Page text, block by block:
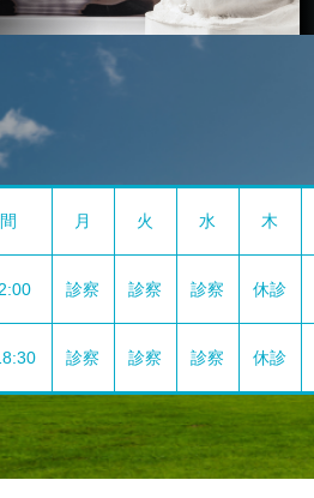
月 火 水 木
診察 診察 診察 休診
診察 診察 診察 休診